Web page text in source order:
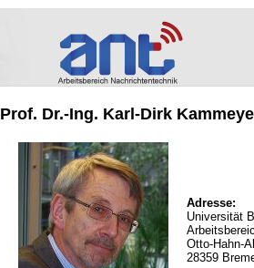
Prof. Dr.-Ing. Karl-Dirk
Adresse:
Universität
Otto-Hahn-
28359